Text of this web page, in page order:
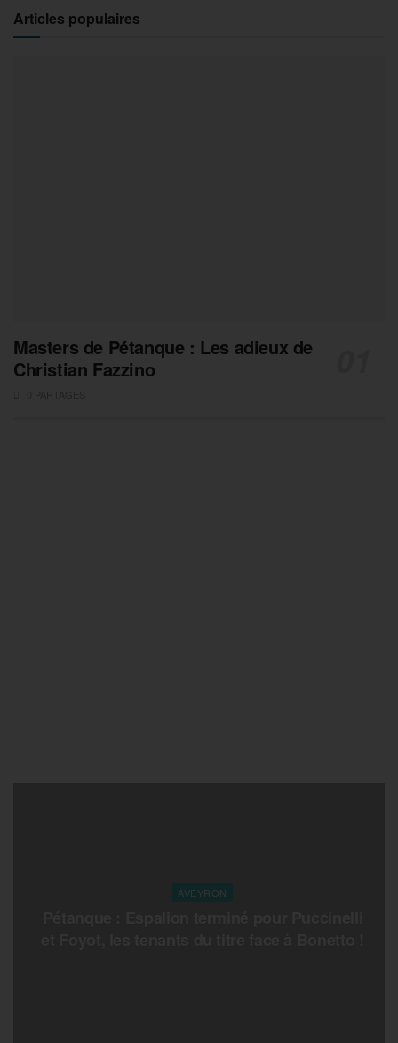
Articles populaires
Masters de Pétanque : Les adieux de
Christian Fazzino
AVEYRON